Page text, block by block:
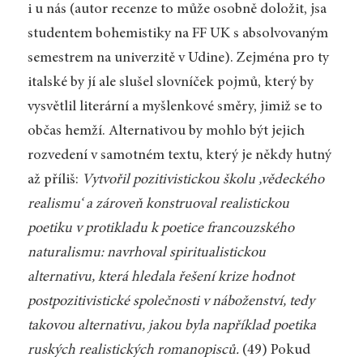
i u nás (autor recenze to může osobně doložit, jsa
studentem bohemistiky na FF UK s absolvovaným
semestrem na univerzitě v Udine). Zejména pro ty
italské by jí ale slušel slovníček pojmů, který by
vysvětlil literární a myšlenkové směry, jimiž se to
občas hemží. Alternativou by mohlo být jejich
rozvedení v samotném textu, který je někdy hutný
až příliš: Vytvořil pozitivistickou školu ‚vědeckého
realismu‘ a zároveň konstruoval realistickou
poetiku v protikladu k poetice francouzského
naturalismu: navrhoval spiritualistickou
alternativu, která hledala řešení krize hodnot
postpozitivistické společnosti v náboženství, tedy
takovou alternativu, jakou byla například poetika
ruských realistických romanopisců.(49) Pokud